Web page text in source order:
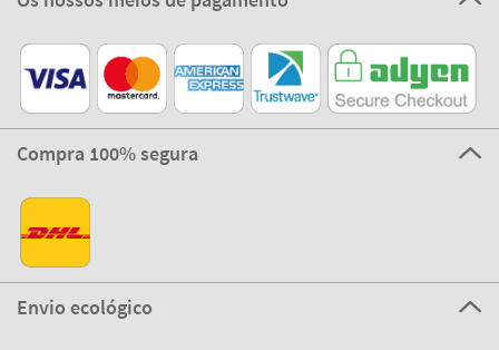
Compra 100% segura
Envio ecológico